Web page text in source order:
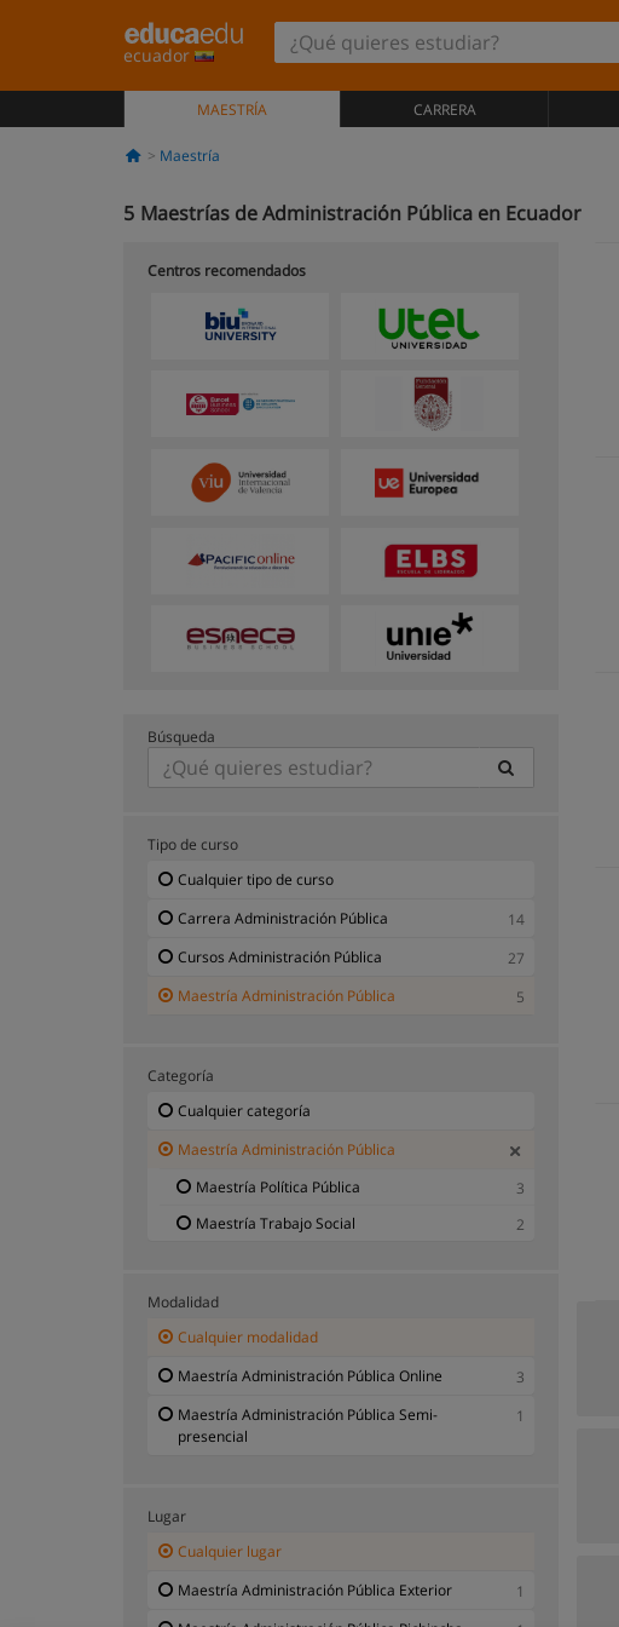
ecuador
MAESTRÍA CARRERA
Maestría
5 Maestrías de Administración Pública en Ecuador
Centros recomendados
Búsqueda
Tipo de curso
Cualquier tipo de curso
Carrera Administración Pública
14
Cursos Administración Pública
27
Maestría Administración Pública
5
Categoría
Cualquier categoría
Maestría Administración Pública
Maestría Política Pública
3
Maestría Trabajo Social
2
Modalidad
Cualquier modalidad
Maestría Administración Pública Online
3
Maestría Administración Pública Semi-
presencial
1
Lugar
Cualquier lugar
Maestría Administración Pública Exterior
1